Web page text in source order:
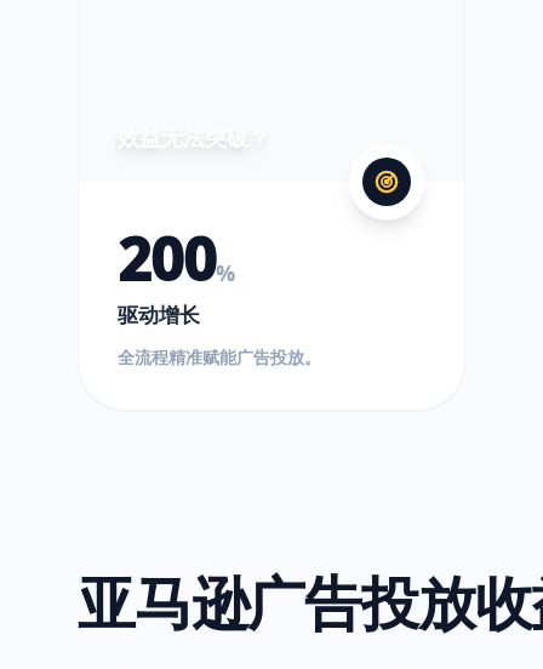
效益无法突破？
200%
驱动增长
全流程精准赋能广告投放。
亚马逊广告投放